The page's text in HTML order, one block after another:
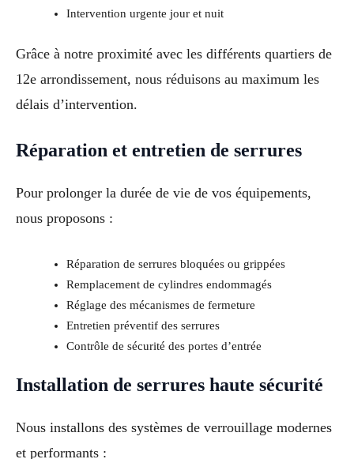
Intervention urgente jour et nuit
Grâce à notre proximité avec les différents quartiers de
12e arrondissement, nous réduisons au maximum les
délais d’intervention.
Réparation et entretien de serrures
Pour prolonger la durée de vie de vos équipements,
nous proposons :
Réparation de serrures bloquées ou grippées
Remplacement de cylindres endommagés
Réglage des mécanismes de fermeture
Entretien préventif des serrures
Contrôle de sécurité des portes d’entrée
Installation de serrures haute sécurité
Nous installons des systèmes de verrouillage modernes
et performants :